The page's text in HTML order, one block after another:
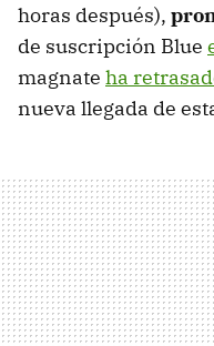
horas después),
de suscripción Blue
magnate ha
nueva llegada de